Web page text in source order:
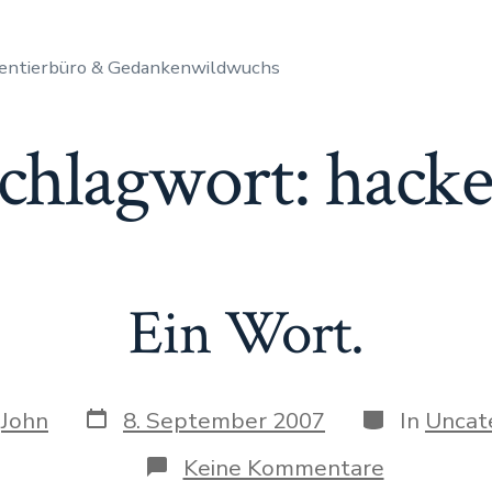
& Gedankenwildwuchs
Ein Wort.
John Datum
des
Beitrags
8. September 2007 Kategorien
In
Keine Kommentarezu